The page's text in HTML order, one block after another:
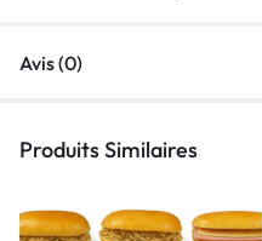
Avis (0)
Produits Similaires